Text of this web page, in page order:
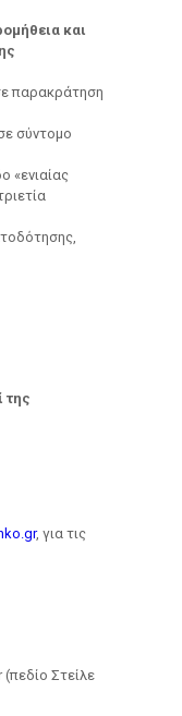
και
παρακράτηση
σύντομο
«ενιαίας
της
, για τις
Στείλε